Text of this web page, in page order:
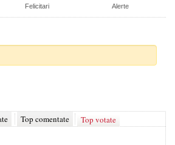
Felicitari Alerte
Top comentate Top votate